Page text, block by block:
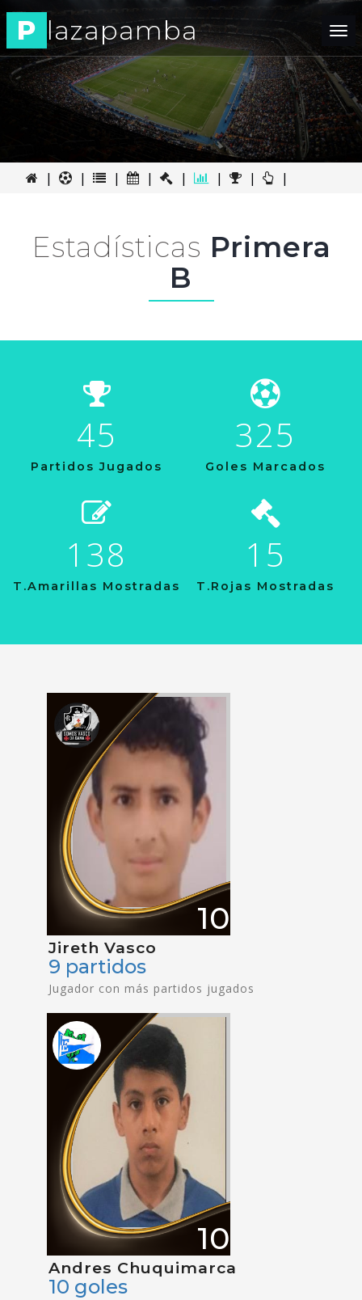
P lazapamba
| | | | | | | |
Estadísticas Primera
B
45
Partidos Jugados
325
Goles Marcados
138
T.Amarillas Mostradas
15
T.Rojas Mostradas
10
Jireth Vasco
9 partidos
Jugador con más partidos jugados
10
Andres Chuquimarca
10 goles